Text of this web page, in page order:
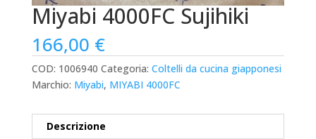
Miyabi 4000FC Sujihiki
166,00 €
COD: 1006940 Categoria: Coltelli da cucina giapponesi
Marchio: Miyabi, MIYABI 4000FC
Descrizione